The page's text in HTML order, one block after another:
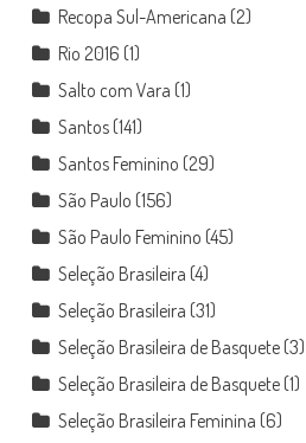
Recopa Sul-Americana (2)
Rio 2016 (1)
Salto com Vara (1)
Santos(141)
Santos Feminino (29)
São Paulo (156)
São Paulo Feminino (45)
Seleção Brasileira (4)
Seleção Brasileira (31)
Seleção Brasileira de Basquete(3)
Seleção Brasileira de Basquete(1)
Seleção Brasileira Feminina (6)